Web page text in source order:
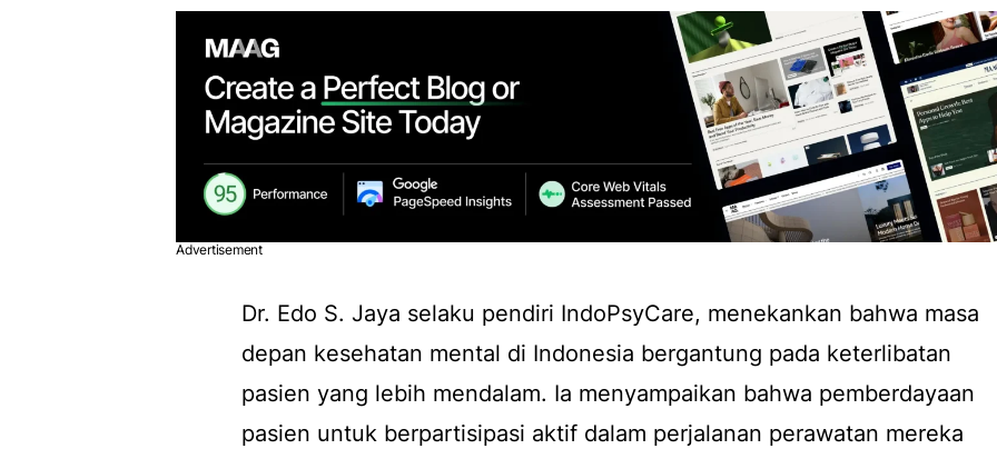
Advertisement
Dr. Edo S. Jaya selaku pendiri IndoPsyCare, menekankan bahwa masa
depan kesehatan mental di Indonesia bergantung pada keterlibatan
pasien yang lebih mendalam. Ia menyampaikan bahwa pemberdayaan
pasien untuk berpartisipasi aktif dalam perjalanan perawatan mereka